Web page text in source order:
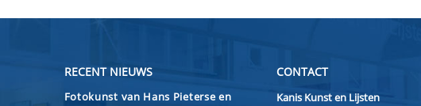
RECENT NIEUWS
Fotokunst van Hans Pieterse en
CONTACT
Kanis Kunst en Lijsten